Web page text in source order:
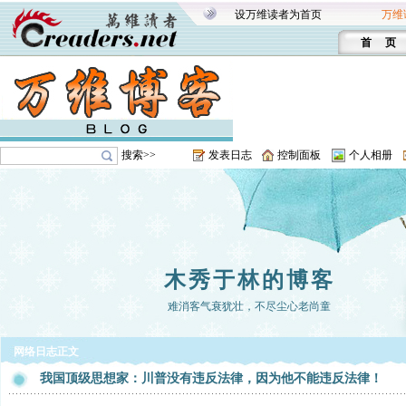
设万维读者为首页 万维
首 页
搜索>> 发表日志 控制面板 个人相册
木秀于林的博客
难消客气衰犹壮，不尽尘心老尚童
网络日志正文
我国顶级思想家：川普没有违反法律，因为他不能违反法律！